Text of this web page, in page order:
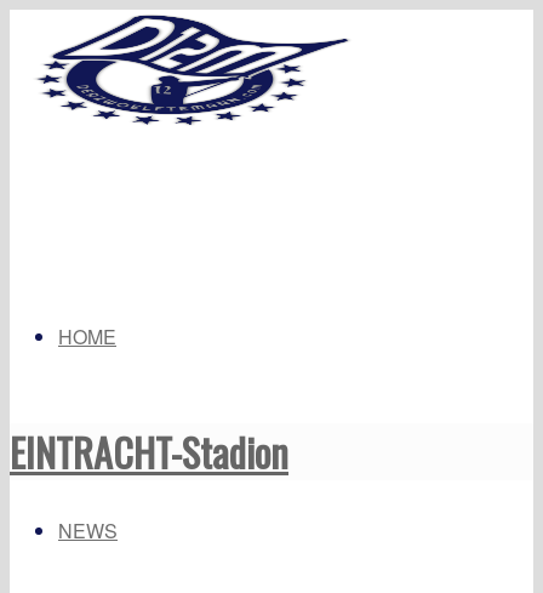
HOME
NEWS
EINTRACHT-Stadion